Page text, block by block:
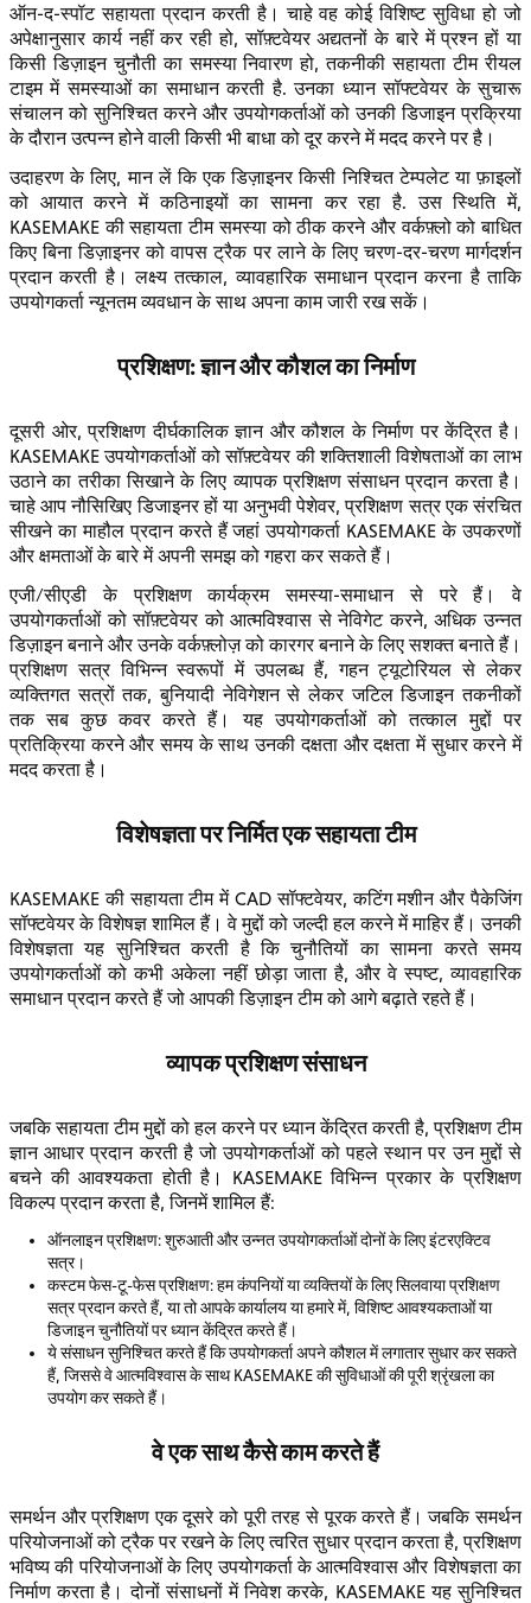
ऑन-द-स्पॉट सहायता प्रदान करती है। चाहे वह कोई विशिष्ट सुविधा हो जो
अपेक्षानुसार कार्य नहीं कर रही हो, सॉफ़्टवेयर अद्यतनों के बारे में प्रश्न हों या
किसी डिज़ाइन चुनौती का समस्या निवारण हो, तकनीकी सहायता टीम रीयल
टाइम में समस्याओं का समाधान करती है. उनका ध्यान सॉफ्टवेयर के सुचारू
संचालन को सुनिश्चित करने और उपयोगकर्ताओं को उनकी डिजाइन प्रक्रिया
के दौरान उत्पन्न होने वाली किसी भी बाधा को दूर करने में मदद करने पर है।
उदाहरण के लिए, मान लें कि एक डिज़ाइनर किसी निश्चित टेम्पलेट या फ़ाइलों
को आयात करने में कठिनाइयों का सामना कर रहा है. उस स्थिति में,
KASEMAKE की सहायता टीम समस्या को ठीक करने और वर्कफ़्लो को बाधित
किए बिना डिज़ाइनर को वापस ट्रैक पर लाने के लिए चरण-दर-चरण मार्गदर्शन
प्रदान करती है। लक्ष्य तत्काल, व्यावहारिक समाधान प्रदान करना है ताकि
उपयोगकर्ता न्यूनतम व्यवधान के साथ अपना काम जारी रख सकें।
प्रशिक्षण: ज्ञान और कौशल का निर्माण
दूसरी ओर, प्रशिक्षण दीर्घकालिक ज्ञान और कौशल के निर्माण पर केंद्रित है।
KASEMAKE उपयोगकर्ताओं को सॉफ़्टवेयर की शक्तिशाली विशेषताओं का लाभ
उठाने का तरीका सिखाने के लिए व्यापक प्रशिक्षण संसाधन प्रदान करता है।
चाहे आप नौसिखिए डिजाइनर हों या अनुभवी पेशेवर, प्रशिक्षण सत्र एक संरचित
सीखने का माहौल प्रदान करते हैं जहां उपयोगकर्ता KASEMAKE के उपकरणों
और क्षमताओं के बारे में अपनी समझ को गहरा कर सकते हैं।
एजी/सीएडी के प्रशिक्षण कार्यक्रम समस्या-समाधान से परे हैं। वे
उपयोगकर्ताओं को सॉफ़्टवेयर को आत्मविश्वास से नेविगेट करने, अधिक उन्नत
डिज़ाइन बनाने और उनके वर्कफ़्लोज़ को कारगर बनाने के लिए सशक्त बनाते हैं।
प्रशिक्षण सत्र विभिन्न स्वरूपों में उपलब्ध हैं, गहन ट्यूटोरियल से लेकर
व्यक्तिगत सत्रों तक, बुनियादी नेविगेशन से लेकर जटिल डिजाइन तकनीकों
तक सब कुछ कवर करते हैं। यह उपयोगकर्ताओं को तत्काल मुद्दों पर
प्रतिक्रिया करने और समय के साथ उनकी दक्षता और दक्षता में सुधार करने में
मदद करता है।
विशेषज्ञता पर निर्मित एक सहायता टीम
KASEMAKE की सहायता टीम में CAD सॉफ्टवेयर, कटिंग मशीन और पैकेजिंग
सॉफ्टवेयर के विशेषज्ञ शामिल हैं। वे मुद्दों को जल्दी हल करने में माहिर हैं। उनकी
विशेषज्ञता यह सुनिश्चित करती है कि चुनौतियों का सामना करते समय
उपयोगकर्ताओं को कभी अकेला नहीं छोड़ा जाता है, और वे स्पष्ट, व्यावहारिक
समाधान प्रदान करते हैं जो आपकी डिज़ाइन टीम को आगे बढ़ाते रहते हैं।
व्यापक प्रशिक्षण संसाधन
जबकि सहायता टीम मुद्दों को हल करने पर ध्यान केंद्रित करती है, प्रशिक्षण टीम
ज्ञान आधार प्रदान करती है जो उपयोगकर्ताओं को पहले स्थान पर उन मुद्दों से
बचने की आवश्यकता होती है। KASEMAKE विभिन्न प्रकार के प्रशिक्षण
विकल्प प्रदान करता है, जिनमें शामिल हैं:
ऑनलाइन प्रशिक्षण: शुरुआती और उन्नत उपयोगकर्ताओं दोनों के लिए इंटरएक्टिव
सत्र।
कस्टम फेस-टू-फेस प्रशिक्षण: हम कंपनियों या व्यक्तियों के लिए सिलवाया प्रशिक्षण
सत्र प्रदान करते हैं, या तो आपके कार्यालय या हमारे में, विशिष्ट आवश्यकताओं या
डिजाइन चुनौतियों पर ध्यान केंद्रित करते हैं।
ये संसाधन सुनिश्चित करते हैं कि उपयोगकर्ता अपने कौशल में लगातार सुधार कर सकते
हैं, जिससे वे आत्मविश्वास के साथ KASEMAKE की सुविधाओं की पूरी श्रृंखला का
उपयोग कर सकते हैं।
वे एक साथ कैसे काम करते हैं
समर्थन और प्रशिक्षण एक दूसरे को पूरी तरह से पूरक करते हैं। जबकि समर्थन
परियोजनाओं को ट्रैक पर रखने के लिए त्वरित सुधार प्रदान करता है, प्रशिक्षण
भविष्य की परियोजनाओं के लिए उपयोगकर्ता के आत्मविश्वास और विशेषज्ञता का
निर्माण करता है। दोनों संसाधनों में निवेश करके, KASEMAKE यह सुनिश्चित